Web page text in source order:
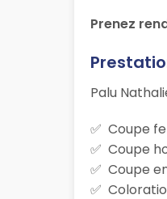
Prenez
Palu
Coupe
Coupe
Coupe